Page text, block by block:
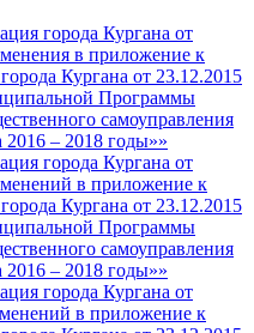
города Кургана от
в приложение к
Кургана от 23.12.2015
Программы
самоуправления
2016 – 2018 годы»»
города Кургана от
в приложение к
Кургана от 23.12.2015
Программы
самоуправления
2016 – 2018 годы»»
города Кургана от
в приложение к